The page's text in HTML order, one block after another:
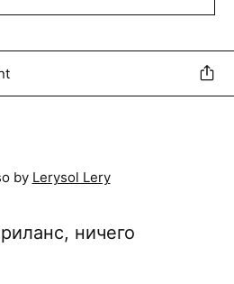
by Lerysol Lery
ничего